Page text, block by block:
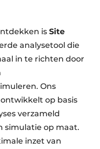
is Site
analysetool die
in te richten door
Ons
op basis
verzameld
simulatie op maat.
inzet van